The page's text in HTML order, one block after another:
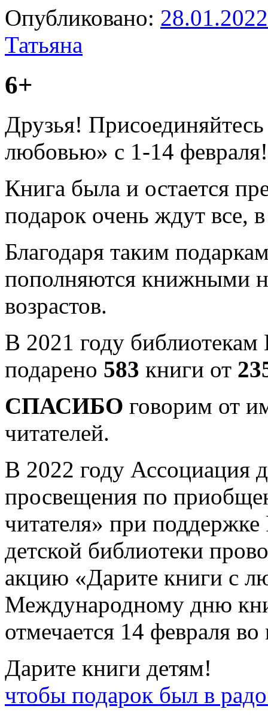
Опубликовано: 28.01.2022
Татьяна
6+
Друзья!
любовью» с 1-14 февраля!
Книга была и остается
подарок очень ждут все,
Благодаря таким
пополняются книжными
возрастов.
В 2021 году
подарено 583 книги от
СПАСИБО говорим от
читателей.
В 2022 году Ассоциация
просвещения по
читателя» при поддержке
детской библиотеки
акцию «Дарите книги с
Международному дню
отмечается 14 февраля
Дарите книги
чтобы подарок был в